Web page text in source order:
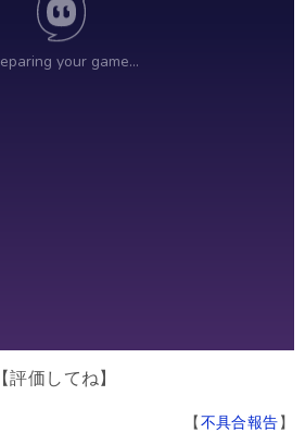
【評価してね】
【不具合報告】